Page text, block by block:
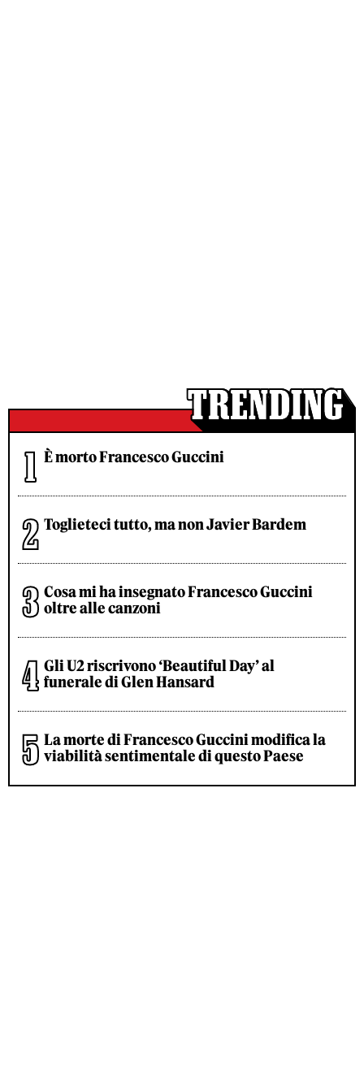
È morto Francesco Guccini
Toglieteci tutto, ma non Javier Bardem
Cosa mi ha insegnato Francesco Guccini
oltre alle canzoni
Gli U2 riscrivono ‘Beautiful Day’ al
funerale di Glen Hansard
La morte di Francesco Guccini modifica la
viabilità sentimentale di questo Paese